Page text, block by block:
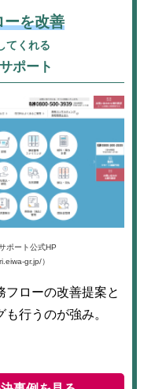
ーを改善
てくれる
ポート
ポート公式HP
gr.jp/）
フローの改善提案と
行うのが強み。